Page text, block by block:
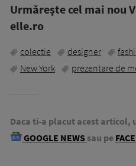
Urmăreşte cel mai nou
elle.ro
colectie designer
New York
prezentare de
Daca ti-a placut acest articol,
GOOGLE NEWS sau pe